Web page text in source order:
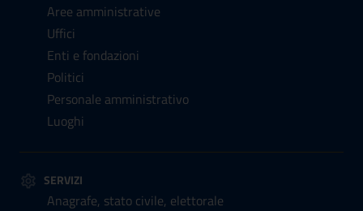
Aree amministrative
Uffici
Enti e fondazioni
Politici
Personale amministrativo
Luoghi
SERVIZI
Anagrafe, stato civile, elettorale